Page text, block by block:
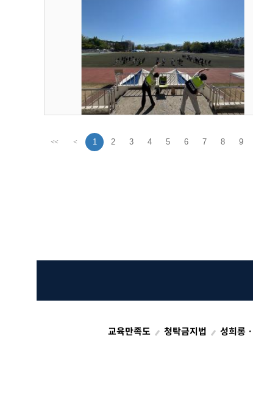
<< < 1 2 3 4 5 6 7 8 9
교육만족도 청탁금지법 성희롱